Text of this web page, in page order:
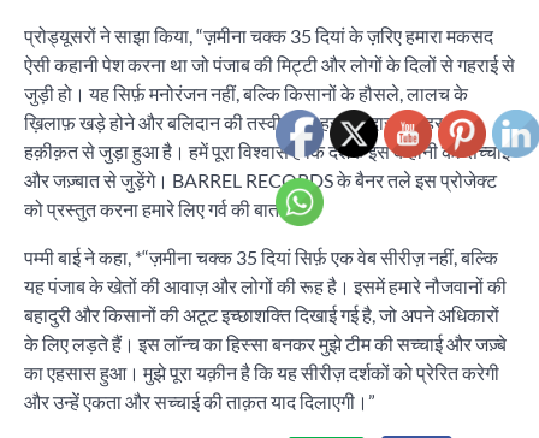
प्रोड्यूसरों ने साझा किया, “ज़मीना चक्क 35 दियां के ज़रिए हमारा मकसद
ऐसी कहानी पेश करना था जो पंजाब की मिट्टी और लोगों के दिलों से गहराई से
जुड़ी हो। यह सिर्फ़ मनोरंजन नहीं, बल्कि किसानों के हौसले, लालच के
ख़िलाफ़ खड़े होने और बलिदान की तस्वीर है। हर किरदार और हर सीन
हक़ीक़त से जुड़ा हुआ है। हमें पूरा विश्वास है कि दर्शक इस कहानी की सच्चाई
और जज़्बात से जुड़ेंगे। BARREL RECORDS के बैनर तले इस प्रोजेक्ट
को प्रस्तुत करना हमारे लिए गर्व की बात है।”*
पम्मी बाई ने कहा, *“ज़मीना चक्क 35 दियां सिर्फ़ एक वेब सीरीज़ नहीं, बल्कि
यह पंजाब के खेतों की आवाज़ और लोगों की रूह है। इसमें हमारे नौजवानों की
बहादुरी और किसानों की अटूट इच्छाशक्ति दिखाई गई है, जो अपने अधिकारों
के लिए लड़ते हैं। इस लॉन्च का हिस्सा बनकर मुझे टीम की सच्चाई और जज़्बे
का एहसास हुआ। मुझे पूरा यक़ीन है कि यह सीरीज़ दर्शकों को प्रेरित करेगी
और उन्हें एकता और सच्चाई की ताक़त याद दिलाएगी।”